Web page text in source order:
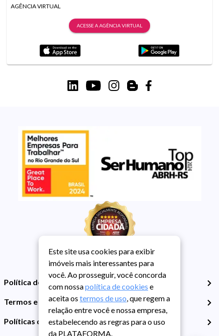
AGÊNCIA VIRTUAL
ACESSE A AGÊNCIA VIRTUAL
Política de Privacidade
Termos e Condições de Uso
Políticas de Cookies
Este site usa cookies para exibir
imóveis mais interessantes para
você. Ao prosseguir, você concorda
com nossapolítica de cookies e
aceita os termos de uso, que regem a
relação entre você e nossa empresa,
estabelecendo as regras para o uso
da PLATAFORMA.